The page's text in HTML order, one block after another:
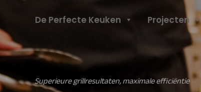
Header
De Perfecte Keuken Projecten
Superieure grillresultaten, maximale efficiëntie